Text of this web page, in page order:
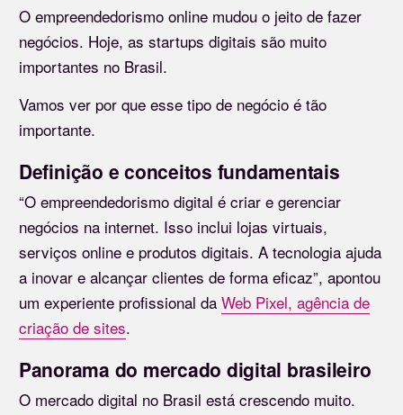
O empreendedorismo online mudou o jeito de fazer
negócios. Hoje, as startups digitais são muito
importantes no Brasil.
Vamos ver por que esse tipo de negócio é tão
importante.
Definição e conceitos fundamentais
“O empreendedorismo digital é criar e gerenciar
negócios na internet. Isso inclui lojas virtuais,
serviços online e produtos digitais. A tecnologia ajuda
a inovar e alcançar clientes de forma eficaz”, apontou
um experiente profissional da Web Pixel, agência de
criação de sites.
Panorama do mercado digital brasileiro
O mercado digital no Brasil está crescendo muito.